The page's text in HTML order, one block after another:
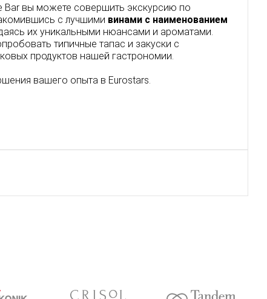
Bar вы можете совершить экскурсию по
с лучшими винами с наименованием
их уникальными нюансами и ароматами.
типичные тапас и закуски с
продуктов нашей гастрономии.
вашего опыта в Eurostars.